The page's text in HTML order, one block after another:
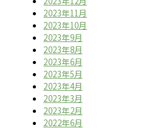
2023年11月
2023年10月
2023年9月
2023年8月
2023年6月
2023年5月
2023年4月
2023年3月
2023年2月
2022年6月